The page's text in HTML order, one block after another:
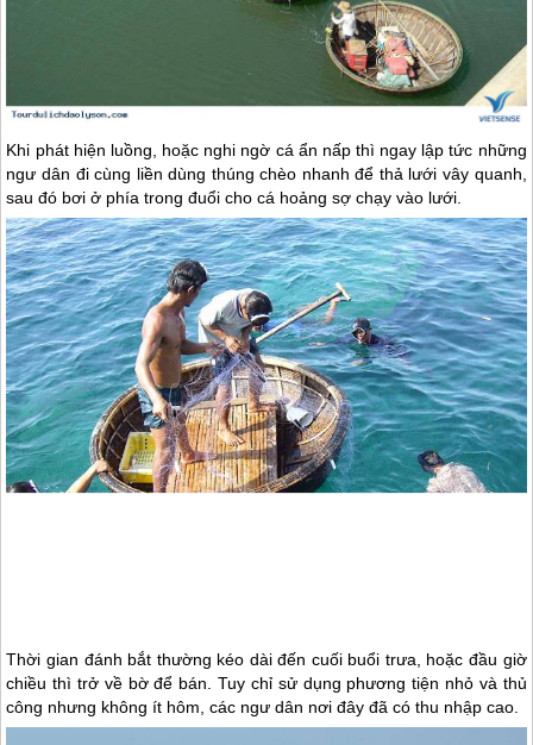
Khi phát hiện luồng, hoặc nghi ngờ cá ẩn nấp thì ngay lập tức những
ngư dân đi cùng liền dùng thúng chèo nhanh để thả lưới vây quanh,
sau đó bơi ở phía trong đuổi cho cá hoảng sợ chạy vào lưới.
Thời gian đánh bắt thường kéo dài đến cuối buổi trưa, hoặc đầu giờ
chiều thì trở về bờ để bán. Tuy chỉ sử dụng phương tiện nhỏ và thủ
công nhưng không ít hôm, các ngư dân nơi đây đã có thu nhập cao.